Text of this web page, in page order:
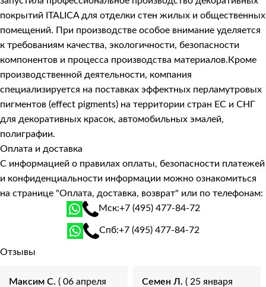
покрытий ITALICA для отделки стен жилых и общественных
помещений. При производстве особое внимание уделяется
к требованиям качества, экологичности, безопасности
компонентов и процесса производства материалов.Кроме
производственной деятельности, компания
специализируется на поставках эффектных перламутровых
пигментов (effect pigments) на территории стран ЕС и СНГ
для декоративных красок, автомобильных эмалей,
полиграфии.
Оплата и доставка
С информацией о правилах оплаты, безопасности платежей
и конфиденциальности информации можно ознакомиться
на странице "Оплата, доставка, возврат" или по телефонам:
Мск:+7 (495) 477-84-72
Спб:+7 (495) 477-84-72
Отзывы
Максим С. ( 06 апреля
Семен Л. ( 25 января